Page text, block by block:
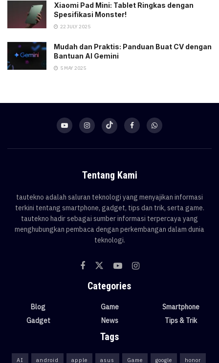
Xiaomi Pad Mini: Tablet Ringkas dengan
Spesifikasi Monster!
22 JULY 2025
Mudah dan Praktis: Panduan Buat CV dengan
Bantuan AI Gemini
5 MAY 2025
Tentang Kami
tautekno adalah saluran teknologi yang menyajikan informasi
terkini tentang smartphone, gadget, tips dan trik, serta game.
tautekno hadir sebagai sumber informasi terpercaya yang
menghubungkan pembaca dengan perkembangan dalam dunia
teknologi.
Categories
Blog
Gadget
Game
News
Smartphone
Tips & Trik
Tags
AI android apple asus Game google honor